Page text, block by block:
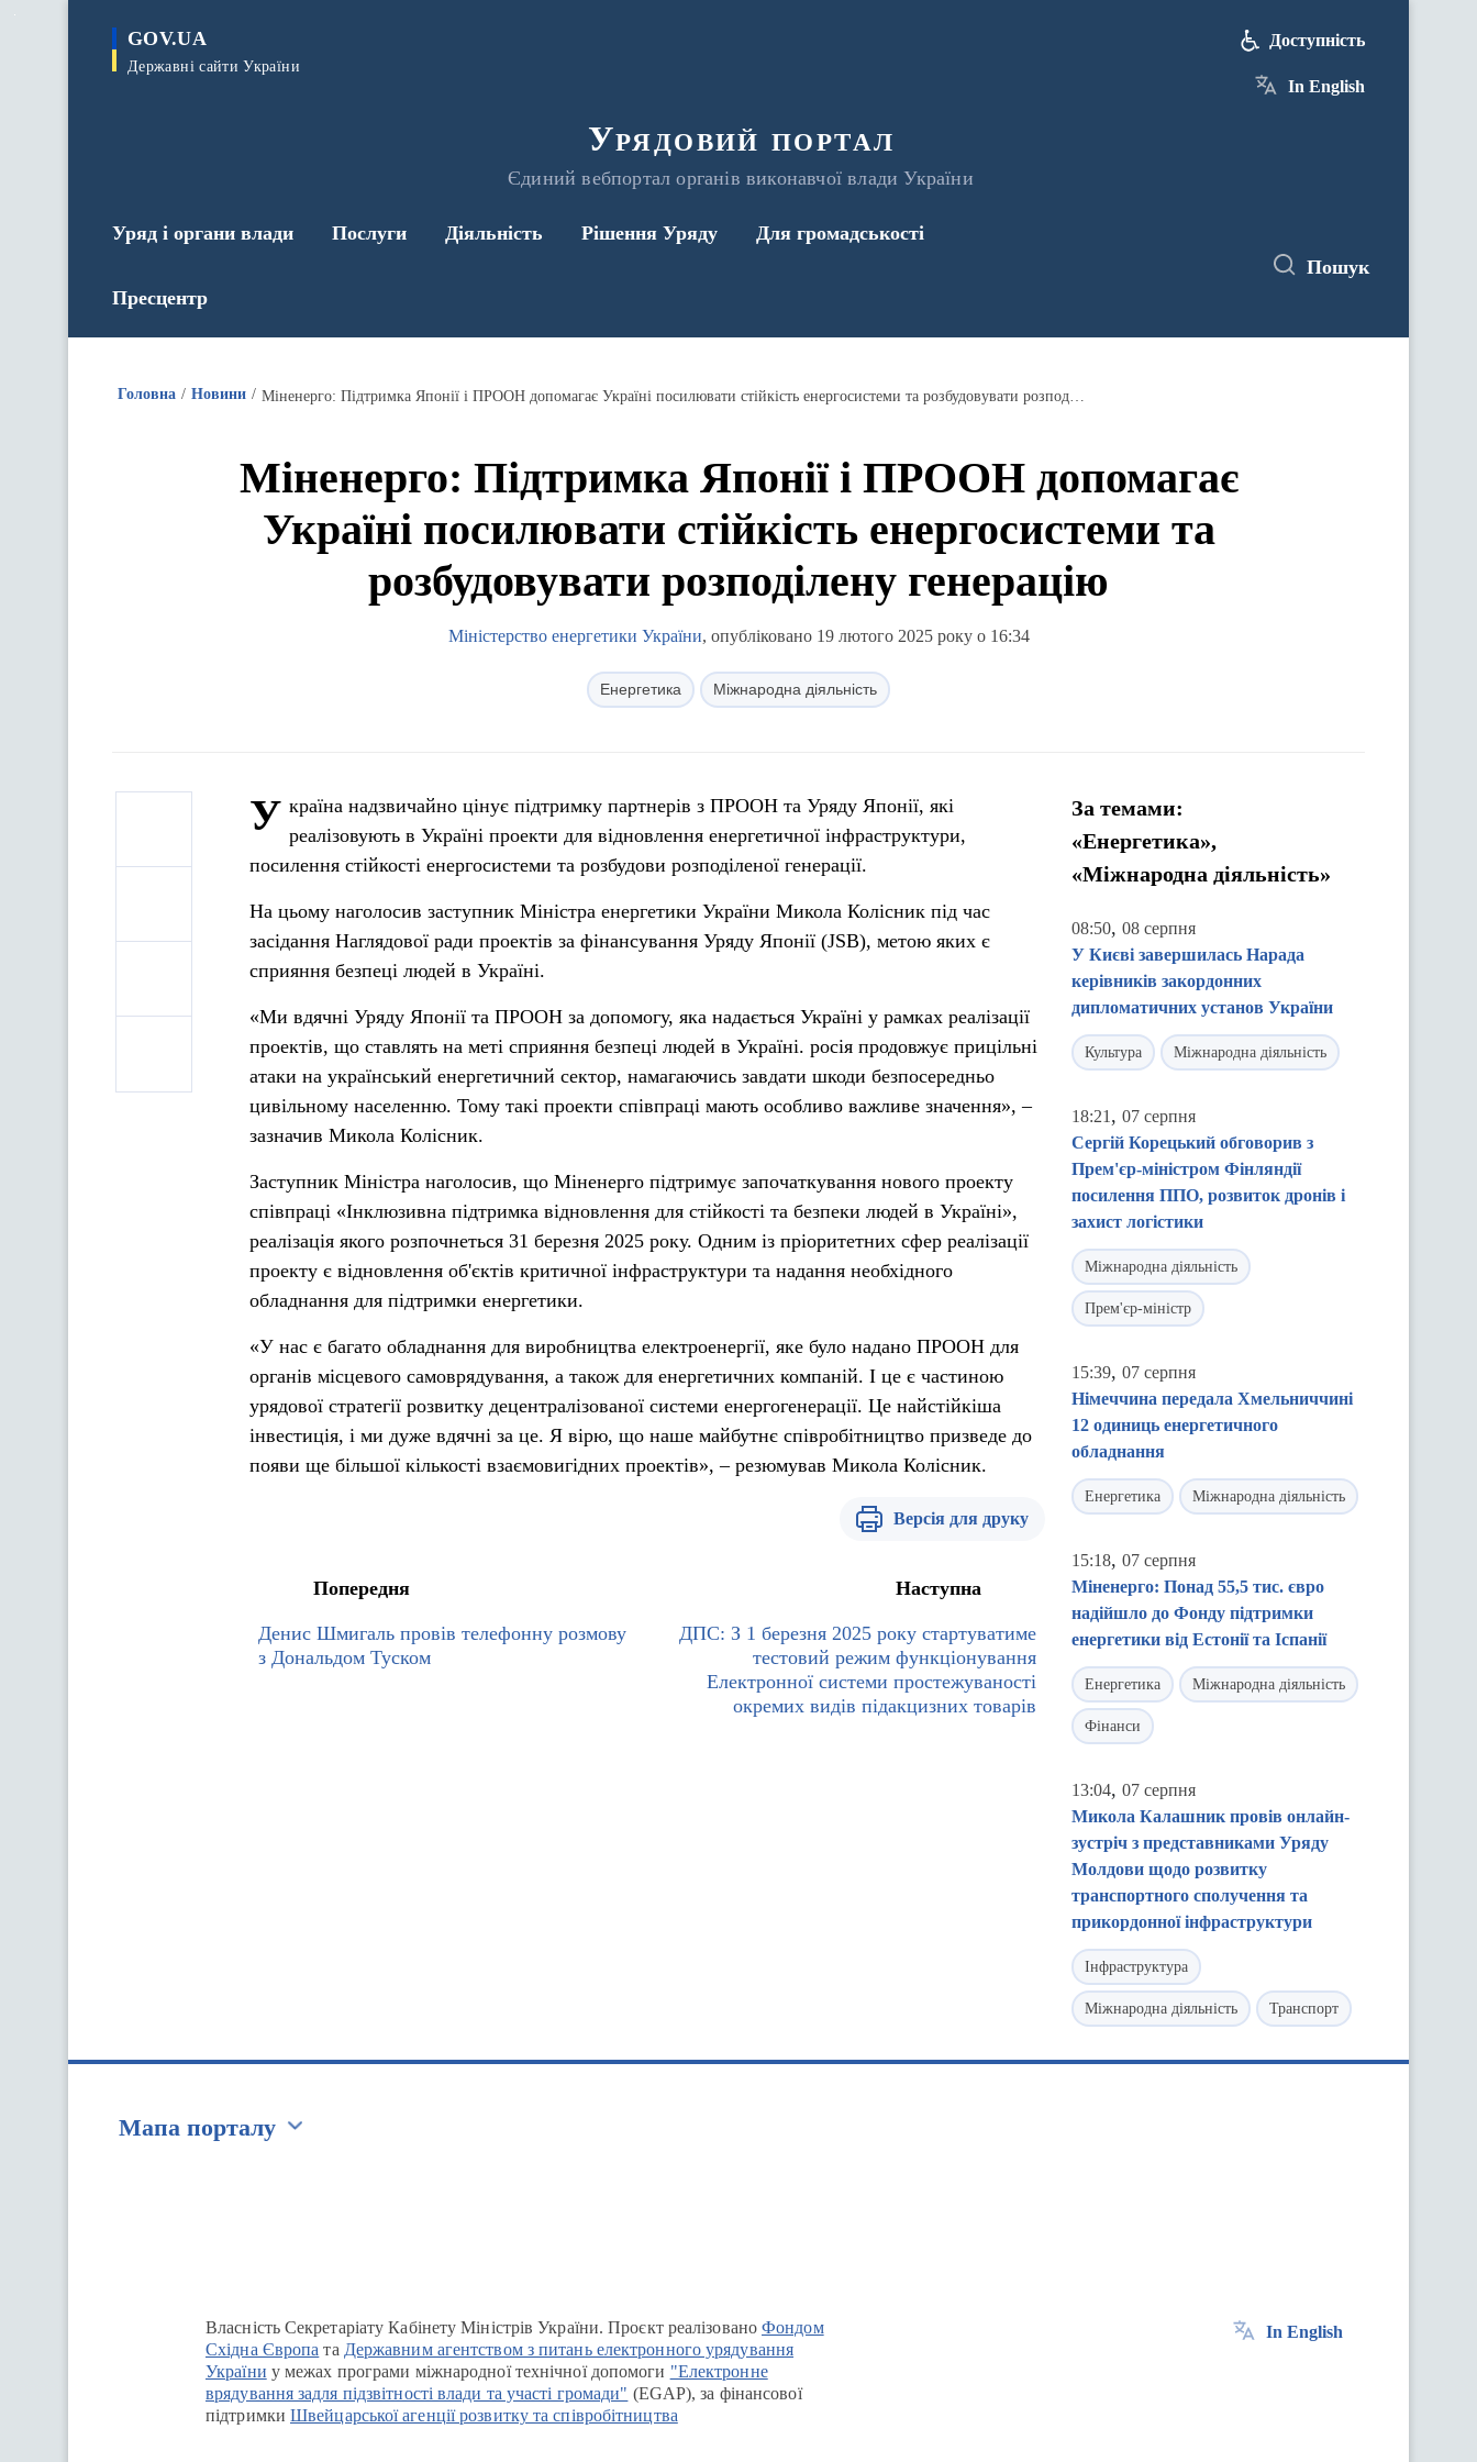
GOV.UA
Державні сайти України
Урядовий портал
Єдиний вебпортал органів виконавчої влади України
Доступність
In English
Уряд і органи влади Послуги Діяльність Рішення Уряду Для громадськості
Пресцентр
Пошук
Головна Новини Міненерго: Підтримка Японії і ПРООН допомагає Україні посилювати стійкість енергосистеми та розбудовувати розподілену генерацію
Міненерго: Підтримка Японії і ПРООН допомагає
Україні посилювати стійкість енергосистеми та
розбудовувати розподілену генерацію
Міністерство енергетики України, опубліковано 19 лютого 2025 року о 16:34
Енергетика Міжнародна діяльність
У країна надзвичайно цінує підтримку партнерів з ПРООН та Уряду Японії, які
реалізовують в Україні проекти для відновлення енергетичної інфраструктури,
посилення стійкості енергосистеми та розбудови розподіленої генерації.
На цьому наголосив заступник Міністра енергетики України Микола Колісник під час
засідання Наглядової ради проектів за фінансування Уряду Японії (JSB), метою яких є
сприяння безпеці людей в Україні.
«Ми вдячні Уряду Японії та ПРООН за допомогу, яка надається Україні у рамках реалізації
проектів, що ставлять на меті сприяння безпеці людей в Україні. росія продовжує прицільні
атаки на український енергетичний сектор, намагаючись завдати шкоди безпосередньо
цивільному населенню. Тому такі проекти співпраці мають особливо важливе значення», –
зазначив Микола Колісник.
Заступник Міністра наголосив, що Міненерго підтримує започаткування нового проекту
співпраці «Інклюзивна підтримка відновлення для стійкості та безпеки людей в Україні»,
реалізація якого розпочнеться 31 березня 2025 року. Одним із пріоритетних сфер реалізації
проекту є відновлення об'єктів критичної інфраструктури та надання необхідного
обладнання для підтримки енергетики.
«У нас є багато обладнання для виробництва електроенергії, яке було надано ПРООН для
органів місцевого самоврядування, а також для енергетичних компаній. І це є частиною
урядової стратегії розвитку децентралізованої системи енергогенерації. Це найстійкіша
інвестиція, і ми дуже вдячні за це. Я вірю, що наше майбутнє співробітництво призведе до
появи ще більшої кількості взаємовигідних проектів», – резюмував Микола Колісник.
Версія для друку
Попередня
Денис Шмигаль провів телефонну розмову
з Дональдом Туском
Наступна
ДПС: З 1 березня 2025 року стартуватиме
тестовий режим функціонування
Електронної системи простежуваності
окремих видів підакцизних товарів
За темами:
«Енергетика»,
«Міжнародна діяльність»
08:50, 08 серпня
У Києві завершилась Нарада
керівників закордонних
дипломатичних установ України
Культура Міжнародна діяльність
18:21 , 07 серпня
Сергій Корецький обговорив з
Прем'єр-міністром Фінляндії
посилення ППО, розвиток дронів і
захист логістики
Міжнародна діяльність
Прем'єр-міністр
15:39, 07 серпня
Німеччина передала Хмельниччині
12 одиниць енергетичного
обладнання
Енергетика Міжнародна діяльність
15:18, 07 серпня
Міненерго: Понад 55,5 тис. євро
надійшло до Фонду підтримки
енергетики від Естонії та Іспанії
Енергетика Міжнародна діяльність
Фінанси
13:04, 07 серпня
Микола Калашник провів онлайн-
зустріч з представниками Уряду
Молдови щодо розвитку
транспортного сполучення та
прикордонної інфраструктури
Інфраструктура
Міжнародна діяльність Транспорт
Мапа порталу
Власність Секретаріату Кабінету Міністрів України. Проєкт реалізованоФондом
Східна Європа та Державним агентством з питань електронного урядування
України у межах програми міжнародної технічної допомоги "Електронне
врядування задля підзвітності влади та участі громади" (EGAP), за фінансової
підтримки Швейцарської агенції розвитку та співробітництва
In English